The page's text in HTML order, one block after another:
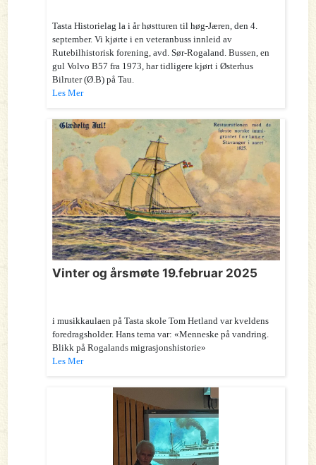
Tasta Historielag la i år høstturen til høg-Jæren, den 4.
september. Vi kjørte i en veteranbuss innleid av
Rutebilhistorisk forening, avd. Sør-Rogaland. Bussen, en
gul Volvo B57 fra 1973, har tidligere kjørt i Østerhus
Bilruter (Ø.B) på Tau.
Les Mer
Vinter og årsmøte 19.februar 2025
i musikkaulaen på Tasta skole Tom Hetland var kveldens
foredragsholder. Hans tema var: «Menneske på vandring.
Blikk på Rogalands migrasjonshistorie»
Les Mer